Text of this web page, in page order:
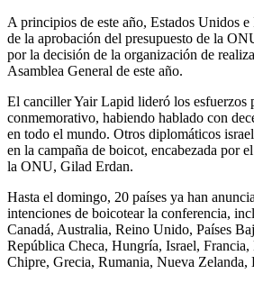
A principios de este año, Estados Unidos
de la aprobación del presupuesto de la
por la decisión de la organización de
Asamblea General de este año.
El canciller Yair Lapid lideró los esfuerzos
conmemorativo, habiendo hablado con
en todo el mundo. Otros diplomáticos
en la campaña de boicot, encabezada por
la ONU, Gilad Erdan.
Hasta el domingo, 20 países ya han
intenciones de boicotear la conferencia,
Canadá, Australia, Reino Unido, Países
República Checa, Hungría, Israel,
Chipre, Grecia, Rumania, Nueva Zelanda,